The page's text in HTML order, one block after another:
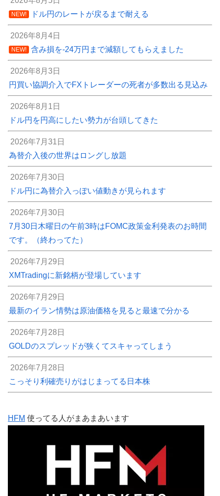
NEW! ドル円のレートが戻るまで耐える
2026年8月4日
NEW! 含み損を-24万円まで減額してもらえました
2026年8月3日
円買い協調介入でFXトレーダーの死者が多数出る見込み
2026年8月1日
ドル円を円高にしたい勢力が台頭してきた
2026年7月31日
為替介入後の世界はロングし放題
2026年7月30日
ドル円に為替介入っぽい値動きが見られます
2026年7月30日
7月30日木曜日の午前3時はFOMC政策金利発表のお時間
です。（終わってた）
2026年7月29日
XMTradingに新銘柄が登場しています
2026年7月29日
最新のイラン情勢は原油価格を見ると最速で分かる
2026年7月28日
GOLDのスプレッドが狭くてスキャってしまう
2026年7月28日
こっそり利確売りがはじまってる日本株
HFM 使ってる人がまあまあいます